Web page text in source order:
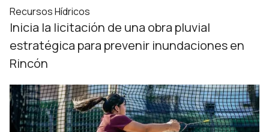
Recursos Hídricos
Inicia la licitación de una obra pluvial
estratégica para prevenir inundaciones en
Rincón